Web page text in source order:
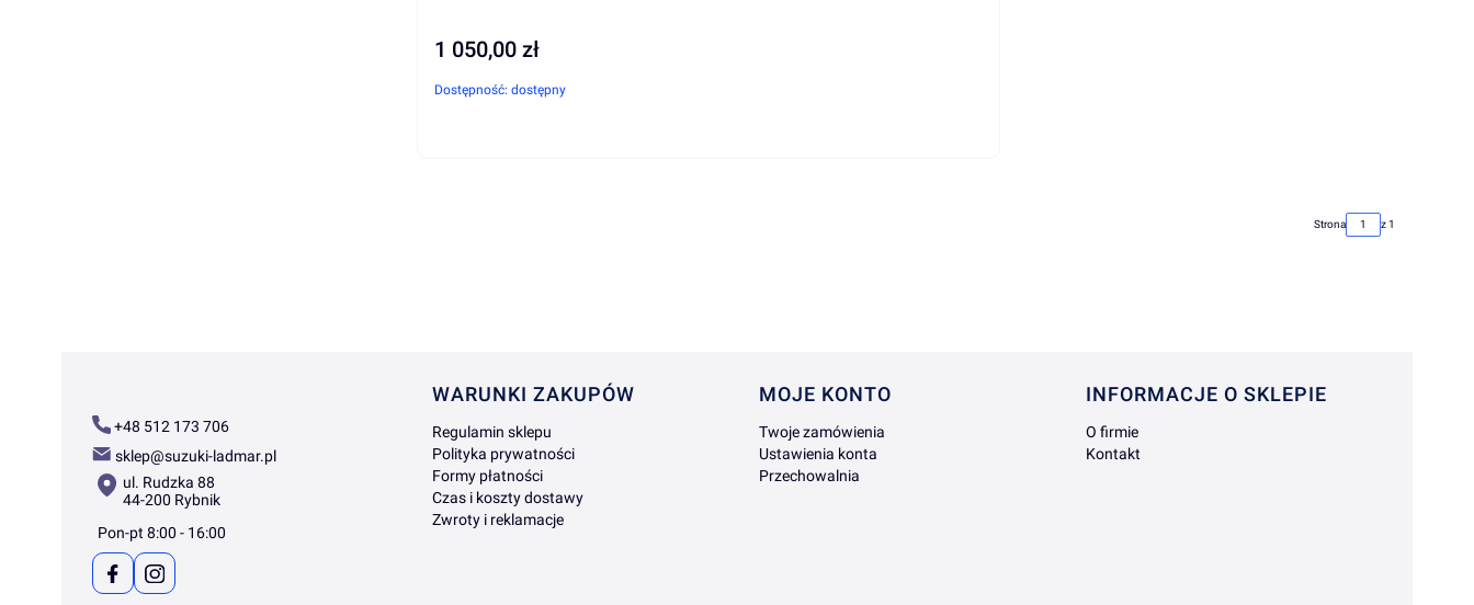
Cena
1 050,00 zł
Dostępność: dostępny
Strona z 1
+48 512 173 706
sklep@suzuki-ladmar.pl
ul. Rudzka 88
44-200 Rybnik
Pon-pt 8:00 - 16:00
Linki w stopce
WARUNKI ZAKUPÓW
Regulamin sklepu
Polityka prywatności
Formy płatności
Czas i koszty dostawy
Zwroty i reklamacje
MOJE KONTO
Twoje zamówienia
Ustawienia konta
Przechowalnia
INFORMACJE O SKLEPIE
O firmie
Kontakt